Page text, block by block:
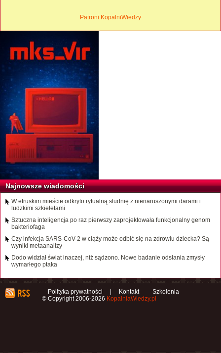
Patroni KopalniWiedzy
Najnowsze wiadomości
W etruskim mieście odkryto rytualną studnię z nienaruszonymi darami i
ludzkimi szkieletami
Sztuczna inteligencja po raz pierwszy zaprojektowała funkcjonalny genom
bakteriofaga
Czy infekcja SARS-CoV-2 w ciąży może odbić się na zdrowiu dziecka? Są
wyniki metaanalizy
Dodo widział świat inaczej, niż sądzono. Nowe badanie odsłania zmysły
wymarłego ptaka
Polityka prywatności Kontakt
Szkolenia
© Copyright 2006-2026 KopalniaWiedzy.pl